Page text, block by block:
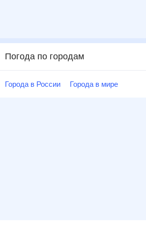
Погода по городам
Города в России Города в мире